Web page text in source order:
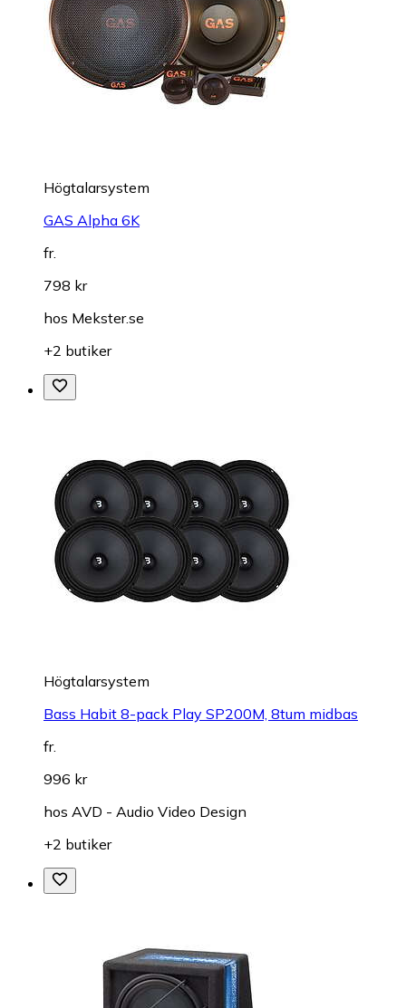
Högtalarsystem
GAS Alpha 6K
fr.
798 kr
hos Mekster.se
+2 butiker
Högtalarsystem
Bass Habit 8-pack Play SP200M, 8tum midbas
fr.
996 kr
hos AVD - Audio Video Design
+2 butiker